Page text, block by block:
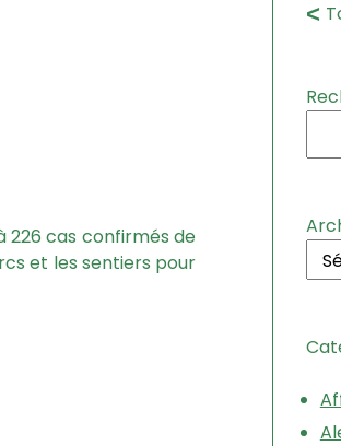
226 cas confirmés de
et les sentiers pour